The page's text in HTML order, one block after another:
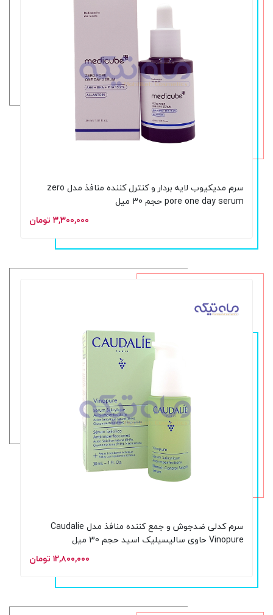
سرم مدیکیوب لایه بردار و کنترل کننده منافذ مدل zero
pore one day serum حجم 30 میل
۳,۳۰۰,۰۰۰ تومان
سرم کدلی ضدجوش و جمع کننده منافذ مدل Caudalie
Vinopure حاوی سالیسیلیک اسید حجم 30 میل
۱۲,۸۰۰,۰۰۰ تومان